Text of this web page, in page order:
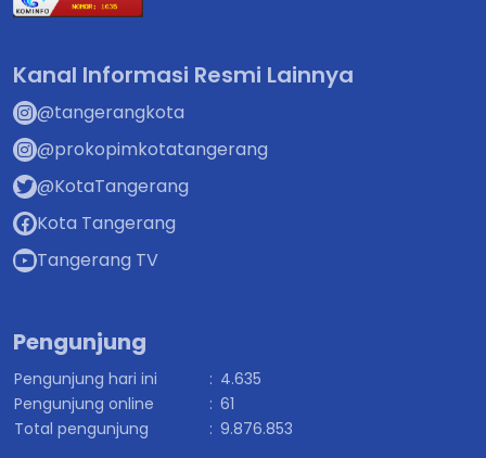
Kanal Informasi Resmi Lainnya
@tangerangkota
@prokopimkotatangerang
@KotaTangerang
Kota Tangerang
Tangerang TV
Pengunjung
Pengunjung hari ini : 4.635
Pengunjung online
: 61
Total pengunjung
: 9.876.853